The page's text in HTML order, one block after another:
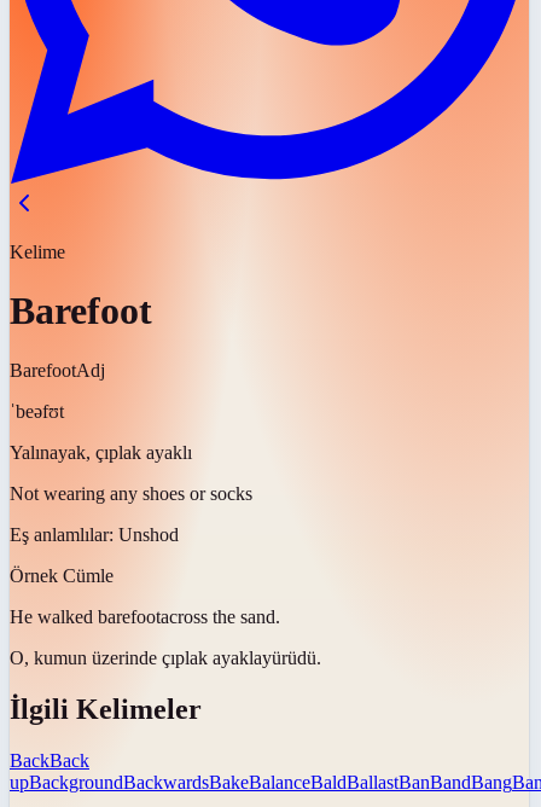
Kelime
Barefoot
BarefootAdj
ˈbeəfʊt
Yalınayak, çıplak ayaklı
Not wearing any shoes or socks
Eş anlamlılar: Unshod
Örnek Cümle
He walked barefootacross the sand.
O, kumun üzerinde çıplak ayaklayürüdü.
İlgili Kelimeler
BackBack
upBackgroundBackwardsBakeBalanceBaldBallastBanBandBang